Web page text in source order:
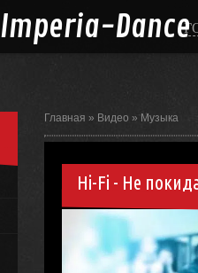
Imperia-Dance
Главная » Видео » Музыка
Hi-Fi - Не